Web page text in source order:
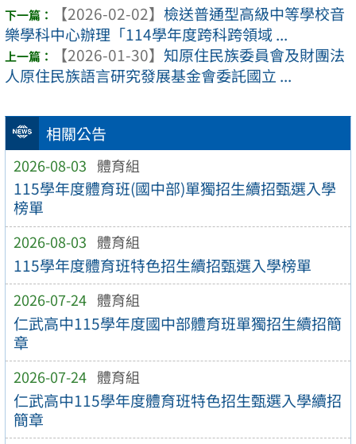
相關公告
2026-08-03 體育組
115學年度體育班(國中部)單獨招生續招甄選入學
榜單
2026-08-03 體育組
115學年度體育班特色招生續招甄選入學榜單
2026-07-24 體育組
仁武高中115學年度國中部體育班單獨招生續招簡
章
2026-07-24 體育組
仁武高中115學年度體育班特色招生甄選入學續招
簡章
【2026-02-02】 檢送普通型高級中等學校音
樂學科中心辦理「114學年度跨科跨領域 ...
【2026-01-30】 知原住民族委員會及財團法
人原住民族語言研究發展基金會委託國立 ...